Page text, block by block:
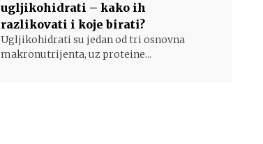
ugljikohidrati – kako ih
razlikovati i koje birati?
Ugljikohidrati su jedan od tri osnovna
makronutrijenta, uz proteine...